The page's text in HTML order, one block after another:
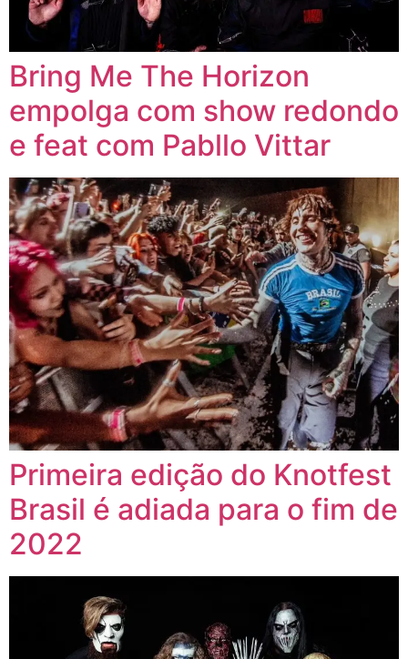
Bring Me The Horizon
empolga com show redondo
e feat com Pabllo Vittar
Primeira edição do Knotfest
Brasil é adiada para o fim de
2022